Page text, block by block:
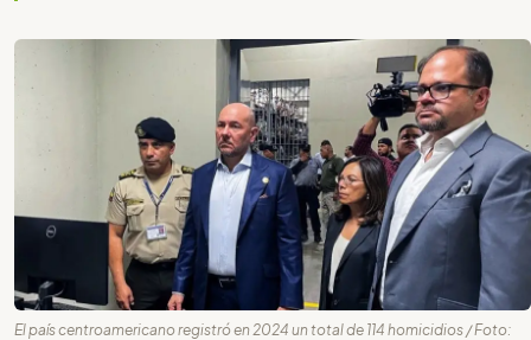
El país centroamericano registró en 2024 un total de 114 homicidios / Foto: